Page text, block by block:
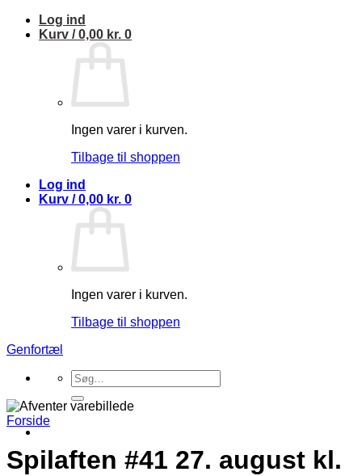
FortsætLog ind
Kurv /0,00 kr. 0
Ingen varer i kurven.
Tilbage til shoppen
Log ind
Kurv /0,00 kr. 0
Ingen varer i kurven.
Tilbage til shoppen
Genfortæl
Søg
efter:
Forside
Spilaften #41 27. august kl.